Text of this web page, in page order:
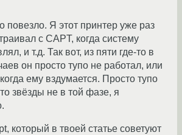
повезло. Я этот принтер уже раз
с CAPT, когда систему
и т.д. Так вот, из пяти где-то в
он просто тупо не работал, или
ему вздумается. Просто тупо
звёзды не в той фазе, я
который в твоей статье советуют